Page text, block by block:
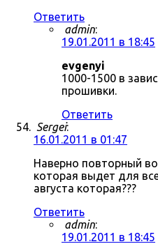
Ответить
admin:
19.01.2011 в 18:45
evgenyi
1000-1500 в
прошивки.
Ответить
Sergei:
16.01.2011 в 01:47
Наверно повторный
которая выдет для
августа которая???
Ответить
admin:
19.01.2011 в 18:45